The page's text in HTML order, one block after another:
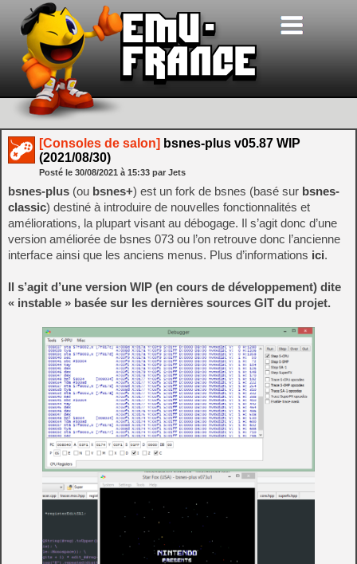
[Consoles de salon] bsnes-plus v05.87 WIP
(2021/08/30)
Posté le 30/08/2021 à 15:33 par Jets
bsnes-plus (ou bsnes+) est un fork de bsnes (basé sur bsnes-
classic) destiné à introduire de nouvelles fonctionnalités et
améliorations, la plupart visant au débogage. Il s’agit donc d’une
version améliorée de bsnes 073 ou l’on retrouve donc l’ancienne
interface ainsi que les anciens menus. Plus d’informations ici.
Il s’agit d’une version WIP (en cours de développement) dite
« instable » basée sur les dernières sources GIT du projet.